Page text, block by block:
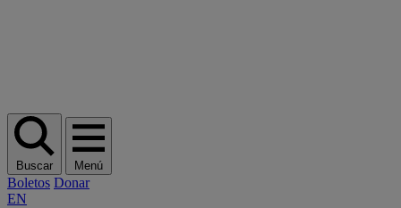
Buscar Menú
Boletos Donar
EN